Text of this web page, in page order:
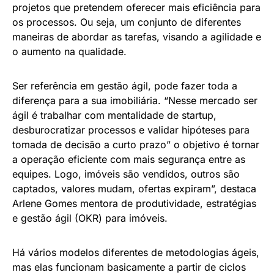
projetos que pretendem oferecer mais eficiência para
os processos. Ou seja, um conjunto de diferentes
maneiras de abordar as tarefas, visando a agilidade e
o aumento na qualidade.
Ser referência em gestão ágil, pode fazer toda a
diferença para a sua imobiliária. “Nesse mercado ser
ágil é trabalhar com mentalidade de startup,
desburocratizar processos e validar hipóteses para
tomada de decisão a curto prazo” o objetivo é tornar
a operação eficiente com mais segurança entre as
equipes. Logo, imóveis são vendidos, outros são
captados, valores mudam, ofertas expiram”, destaca
Arlene Gomes mentora de produtividade, estratégias
e gestão ágil (OKR) para imóveis.
Há vários modelos diferentes de metodologias ágeis,
mas elas funcionam basicamente a partir de ciclos